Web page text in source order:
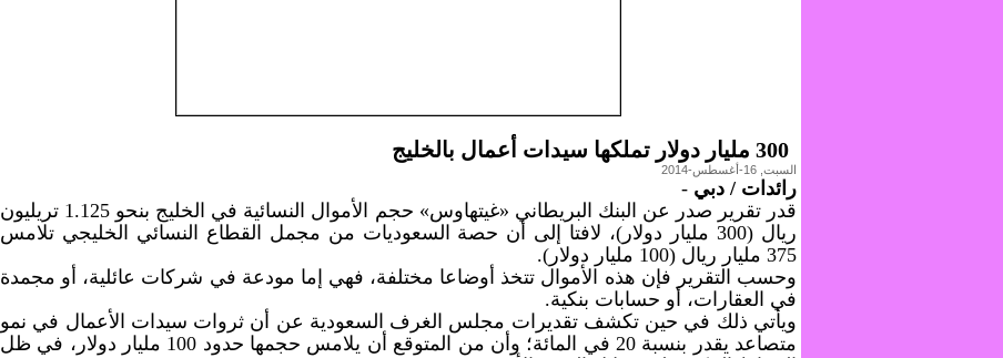
300 مليار دولار تملكها سيدات أعمال بالخليج
السبت, 16-أغسطس-2014
رائدات / دبي -
قدر تقرير صدر عن البنك البريطاني «غيتهاوس» حجم الأموال النسائية في الخليج بنحو 1.125 تريليون
ريال (300 مليار دولار)، لافتا إلى أن حصة السعوديات من مجمل القطاع النسائي الخليجي تلامس
375 مليار ريال (100 مليار دولار).
وحسب التقرير فإن هذه الأموال تتخذ أوضاعا مختلفة، فهي إما مودعة في شركات عائلية، أو مجمدة
في العقارات، أو حسابات بنكية.
ويأتي ذلك في حين تكشف تقديرات مجلس الغرف السعودية عن أن ثروات سيدات الأعمال في نمو
متصاعد يقدر بنسبة 20 في المائة؛ وأن من المتوقع أن يلامس حجمها حدود 100 مليار دولار، في ظل